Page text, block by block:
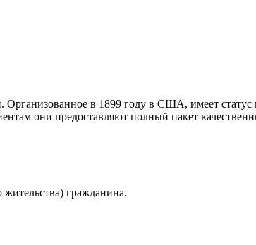
в 1899 году в США, имеет
они предоставляют полный пакет
жительства) гражданина.